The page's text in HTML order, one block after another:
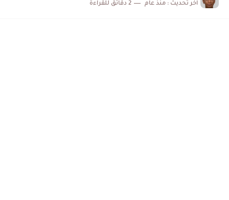
اخر تحديث : منذ عام 2 دقائق للقراءة